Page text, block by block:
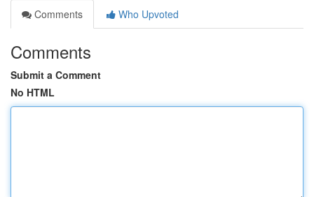
Comments
Who Upvoted
Comments
Submit a Comment
No HTML